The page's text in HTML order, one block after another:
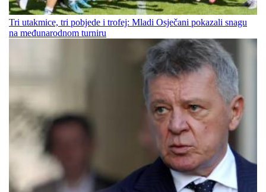
Tri utakmice, tri pobjede i trofej: Mladi Osječani pokazali snagu
na međunarodnom turniru